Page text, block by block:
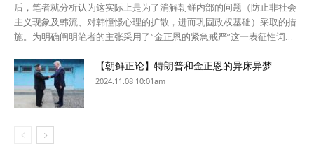
后，笔者就分析认为这实际上是为了消解朝鲜内部的问题（防止非社会
主义现象及韩流、对韩憧憬心理的扩散，进而巩固政权基础）采取的措
施。为明确阐明笔者的主张采用了“金正恩的紧急戒严”这一表征性词
入世界先进国家行列的自由的大韩民国发生了毫无根据地发动紧急戒严
的荒唐事件。所幸的是出动的军人和市民们在成熟的民主意识下避免了
巨大的不幸，可是大韩民国陷入了巨大的漩涡中。此时此刻，所有的国
民担心的是国家的未来。 可是笔者是用一生观察朝鲜并抛出话头的“朝
鲜铁粉”。本人之所以写这篇文章，是因为大多数国民的视线集中在政局
发展前景的时候，生活在这个时代的知识分子所应采取的姿态是更应该
【朝鲜正论】特朗普和金正恩的异床异梦
2024.11.08 10:01am